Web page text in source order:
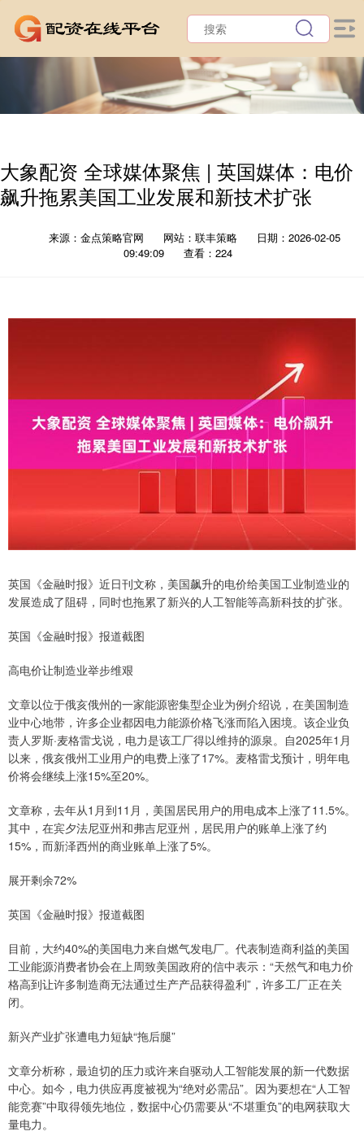
大象配资 全球媒体聚焦 | 英国媒体：电价
飙升拖累美国工业发展和新技术扩张
来源：金点策略官网 网站：联丰策略
日期：2026-02-05
09:49:09
查看：224
英国《金融时报》近日刊文称，美国飙升的电价给美国工业制造业的
发展造成了阻碍，同时也拖累了新兴的人工智能等高新科技的扩张。
英国《金融时报》报道截图
高电价让制造业举步维艰
文章以位于俄亥俄州的一家能源密集型企业为例介绍说，在美国制造
业中心地带，许多企业都因电力能源价格飞涨而陷入困境。该企业负
责人罗斯·麦格雷戈说，电力是该工厂得以维持的源泉。自2025年1月
以来，俄亥俄州工业用户的电费上涨了17%。麦格雷戈预计，明年电
价将会继续上涨15%至20%。
文章称，去年从1月到11月，美国居民用户的用电成本上涨了11.5%。
其中，在宾夕法尼亚州和弗吉尼亚州，居民用户的账单上涨了约
15%，而新泽西州的商业账单上涨了5%。
展开剩余72%
英国《金融时报》报道截图
目前，大约40%的美国电力来自燃气发电厂。代表制造商利益的美国
工业能源消费者协会在上周致美国政府的信中表示：“天然气和电力价
格高到让许多制造商无法通过生产产品获得盈利”，许多工厂正在关
闭。
新兴产业扩张遭电力短缺“拖后腿”
文章分析称，最迫切的压力或许来自驱动人工智能发展的新一代数据
中心。如今，电力供应再度被视为“绝对必需品”。因为要想在“人工智
能竞赛”中取得领先地位，数据中心仍需要从“不堪重负”的电网获取大
量电力。